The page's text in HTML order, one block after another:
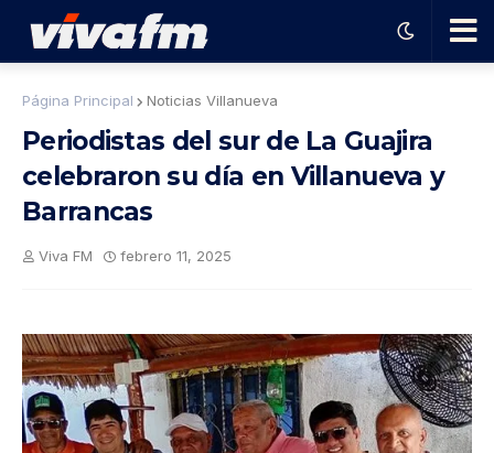
Ha
el
pro
Página Principal Noticias Villanueva
Periodistas del sur de La Guajira
celebraron su día en Villanueva y
Barrancas
Viva FM febrero 11, 2025